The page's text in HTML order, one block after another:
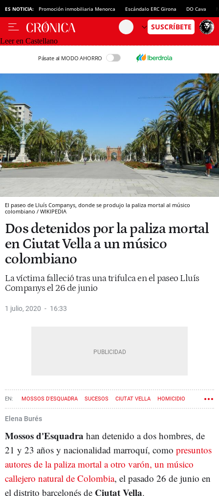
ES NOTICIA: Promoción inmobiliaria Menorca Escándalo ERC Girona DO Cava
Leer en Castellano
Pásate al MODO AHORRO
El paseo de Lluís Companys, donde se produjo la paliza mortal al músico
colombiano / WIKIPEDIA
Dos detenidos por la paliza mortal
en Ciutat Vella a un músico
colombiano
La víctima falleció tras una trifulca en el paseo Lluís
Companys el 26 de junio
1 julio, 2020 16:33
MOSSOS D'ESQUADRA SUCESOS CIUTAT VELLA HOMICIDIO
Elena Burés
Mossos d'Esquadra han detenido a dos hombres, de
21 y 23 años y nacionalidad marroquí, como presuntos
autores de la paliza mortal a otro varón, un músico
callejero natural de Colombia, el pasado 26 de junio en
el distrito barcelonés de Ciutat Vella.